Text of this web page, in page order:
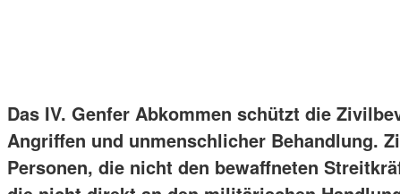
Das IV. Genfer Abkommen schützt die
Angriffen und unmenschlicher Behandlung.
Personen, die nicht den bewaffneten